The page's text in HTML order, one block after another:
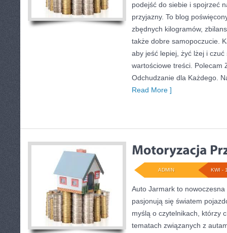
podejść do siebie i spojrzeć
przyjazny. To blog
zbędnych kilogramów,
także dobre samopoczucie.
aby jeść lepiej, żyć lżej i
wartościowe treści. Polecam
Odchudzanie dla Każdego.
Read More ]
KWI -
ADMIN
Auto Jarmark to
pasjonują się światem
myślą o czytelnikach, którzy
tematach związanych z